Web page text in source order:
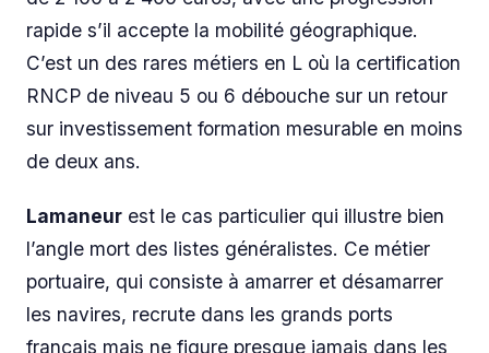
rapide s’il accepte la mobilité géographique.
C’est un des rares métiers en L où la certification
RNCP de niveau 5 ou 6 débouche sur un retour
sur investissement formation mesurable en moins
de deux ans.
Lamaneur est le cas particulier qui illustre bien
l’angle mort des listes généralistes. Ce métier
portuaire, qui consiste à amarrer et désamarrer
les navires, recrute dans les grands ports
français mais ne figure presque jamais dans les